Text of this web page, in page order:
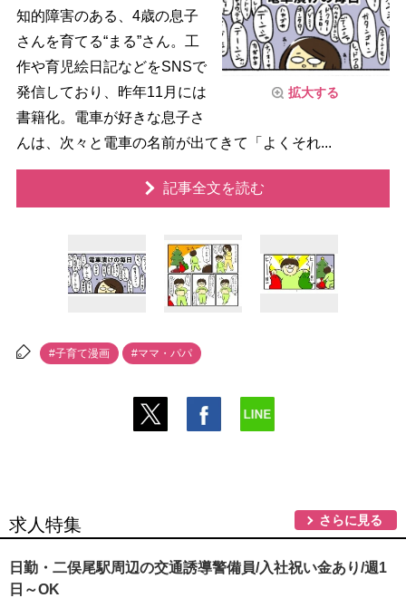
拡大する
知的障害のある、4歳の息子
さんを育てる“まる”さん。工
作や育児絵日記などをSNSで
発信しており、昨年11月には
書籍化。電車が好きな息子さ
んは、次々と電車の名前が出てきて「よくそれ...
記事全文を読む
#子育て漫画 #ママ・パパ
求人特集 さらに見る
日勤・二俣尾駅周辺の交通誘導警備員/入社祝い金あり/週1
日～OK